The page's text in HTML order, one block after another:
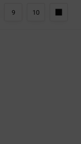
9 10